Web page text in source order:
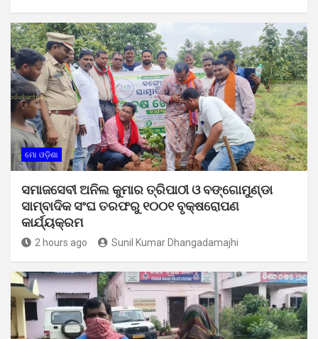
ମୋ ଓଡ଼ିଶା
ସମାଜସେବୀ ଅନିଲ କୁମାର ତ୍ରିପାଠୀ ଓ ବଙ୍ଗୋମୁଣ୍ଡା
ସାମ୍ବାଦିକ ସଂଘ ତରଫରୁ ୧୦୦୧ ବୃକ୍ଷରୋପଣ
କାର୍ଯ୍ୟକ୍ରମ
2 hours ago Sunil Kumar Dhangadamajhi